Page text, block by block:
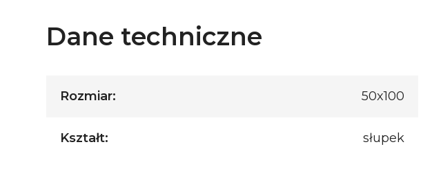
Dane techniczne
Rozmiar: 50x100
Kształt: słupek